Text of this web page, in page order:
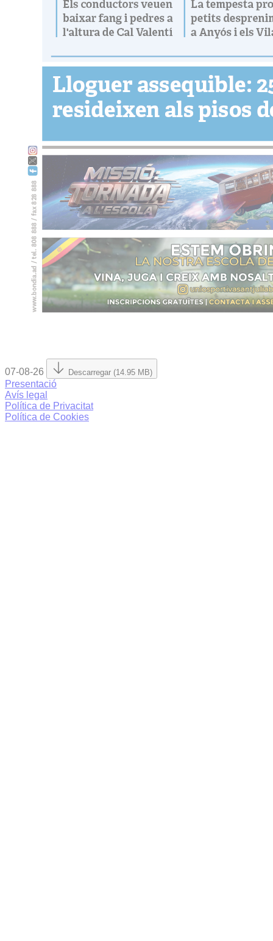
07-08-26 Descarregar (14.95 MB)
Presentació
Avís legal
Política de Privacitat
Política de Cookies